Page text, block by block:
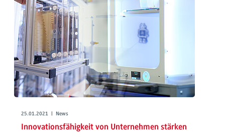
25.01.2021 | News
Innovationsfähigkeit von Unternehmen stärken